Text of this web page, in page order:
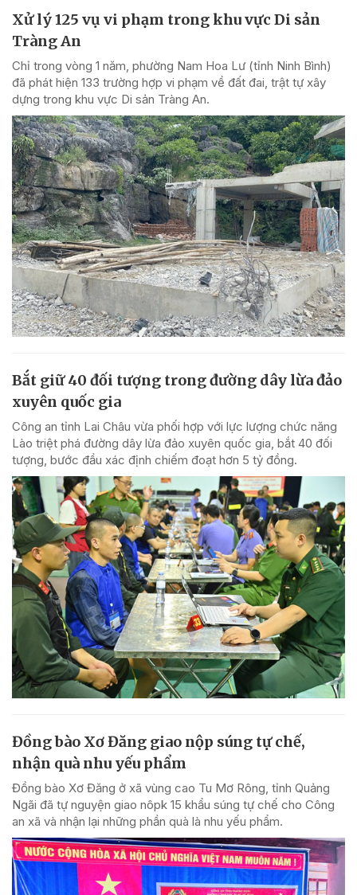
Xử lý 125 vụ vi phạm trong khu vực Di sản
Tràng An
Chỉ trong vòng 1 năm, phường Nam Hoa Lư (tỉnh Ninh Bình)
đã phát hiện 133 trường hợp vi phạm về đất đai, trật tự xây
dựng trong khu vực Di sản Tràng An.
Bắt giữ 40 đối tượng trong đường dây lừa đảo
xuyên quốc gia
Công an tỉnh Lai Châu vừa phối hợp với lực lượng chức năng
Lào triệt phá đường dây lừa đảo xuyên quốc gia, bắt 40 đối
tượng, bước đầu xác định chiếm đoạt hơn 5 tỷ đồng.
Đồng bào Xơ Đăng giao nộp súng tự chế,
nhận quà nhu yếu phẩm
Đồng bào Xơ Đăng ở xã vùng cao Tu Mơ Rông, tỉnh Quảng
Ngãi đã tự nguyện giao nôpk 15 khẩu súng tự chế cho Công
an xã và nhận lại những phần quà là nhu yếu phẩm.